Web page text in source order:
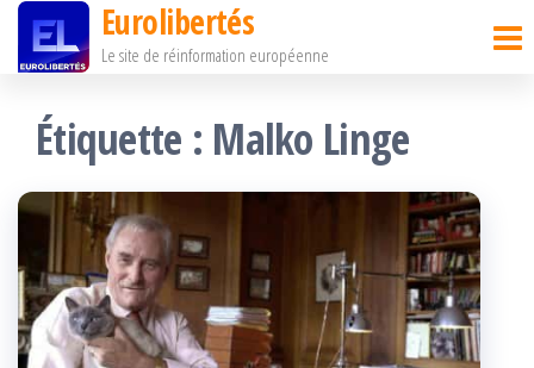
Passer
contenu
Eurolibertés
Le site de réinformation européenne
Étiquette : Malko Linge